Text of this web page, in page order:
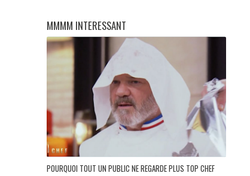
MMMM INTERESSANT
POURQUOI TOUT UN PUBLIC NE REGARDE PLUS TOP CHEF